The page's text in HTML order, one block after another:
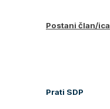
Postani član/ica
Prati SDP